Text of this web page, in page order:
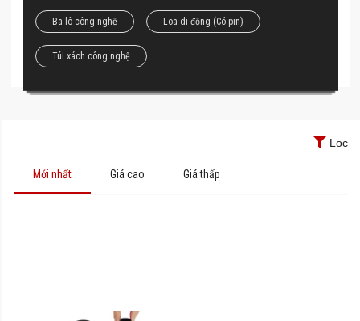
Ba lô công nghệ Loa di động (Có pin)
Túi xách công nghệ
Lọc
Mới nhất Giá cao Giá thấp